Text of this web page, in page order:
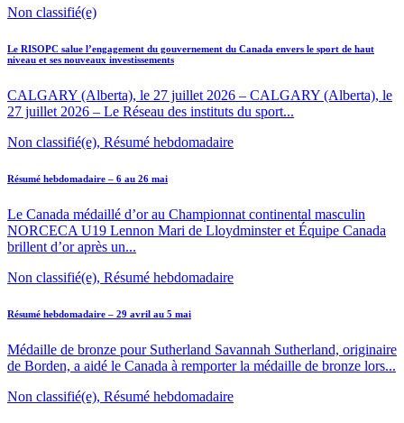
Non classifié(e)
Le RISOPC salue l’engagement du gouvernement du Canada envers le sport de haut
niveau et ses nouveaux investissements
CALGARY (Alberta), le 27 juillet 2026 – CALGARY (Alberta), le
27 juillet 2026 – Le Réseau des instituts du sport...
Non classifié(e), Résumé hebdomadaire
Résumé hebdomadaire – 6 au 26 mai
Le Canada médaillé d’or au Championnat continental masculin
NORCECA U19 Lennon Mari de Lloydminster et Équipe Canada
brillent d’or après un...
Non classifié(e), Résumé hebdomadaire
Résumé hebdomadaire – 29 avril au 5 mai
Médaille de bronze pour Sutherland Savannah Sutherland, originaire
de Borden, a aidé le Canada à remporter la médaille de bronze lors...
Non classifié(e), Résumé hebdomadaire